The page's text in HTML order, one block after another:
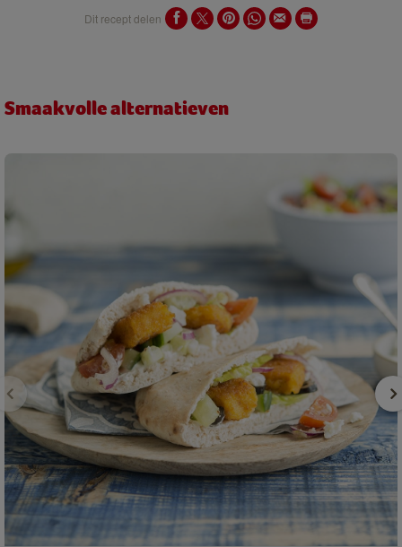
Dit recept delen
Smaakvolle alternatieven